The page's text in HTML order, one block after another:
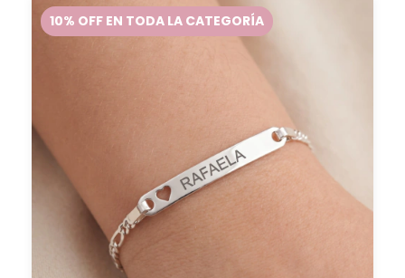
10% OFF EN TODA LA CATEGORÍA